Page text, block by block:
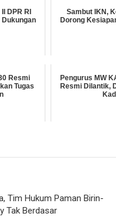
DPR RI
Dukungan
Sambut IKN,
Dorong
Resmi
Tugas
Pengurus MW
Resmi Dilantik,
Tim Hukum Paman Birin-
Tak Berdasar